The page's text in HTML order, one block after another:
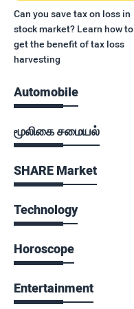
Can you save tax on loss in
stock market? Learn how to
get the benefit of tax loss
harvesting
Automobile
மூலிகை சமையல்
SHARE Market
Technology
Horoscope
Entertainment